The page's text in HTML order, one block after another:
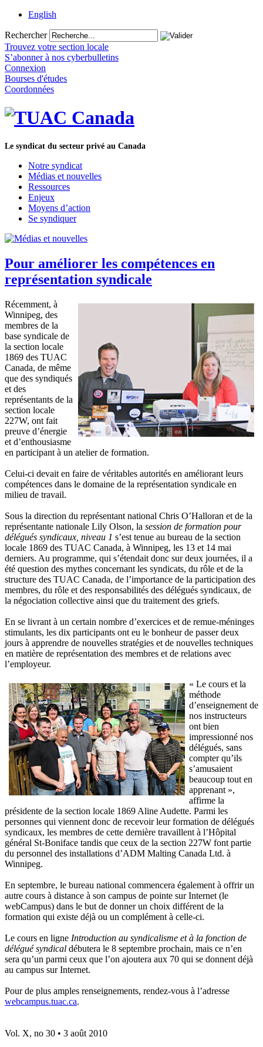
English
Rechercher
Trouvez votre section locale
S’abonner à nos cyberbulletins
Connexion
Bourses d'études
Coordonnées
Le syndicat du secteur privé au Canada
Notre syndicat
Médias et nouvelles
Ressources
Enjeux
Moyens d’action
Se syndiquer
Pour améliorer les compétences en
représentation syndicale
Récemment, à
Winnipeg, des
membres de la
base syndicale de
la section locale
1869 des TUAC
Canada, de même
que des syndiqués
et des
représentants de la
section locale
227W, ont fait
preuve d’énergie
et d’enthousiasme
en participant à un atelier de formation.
Celui-ci devait en faire de véritables autorités en améliorant leurs
compétences dans le domaine de la représentation syndicale en
milieu de travail.
Sous la direction du représentant national Chris O’Halloran et de la
représentante nationale Lily Olson, la session de formation pour
délégués syndicaux, niveau 1 s’est tenue au bureau de la section
locale 1869 des TUAC Canada, à Winnipeg, les 13 et 14 mai
derniers. Au programme, qui s’étendait donc sur deux journées, il a
été question des mythes concernant les syndicats, du rôle et de la
structure des TUAC Canada, de l’importance de la participation des
membres, du rôle et des responsabilités des délégués syndicaux, de
la négociation collective ainsi que du traitement des griefs.
En se livrant à un certain nombre d’exercices et de remue-méninges
stimulants, les dix participants ont eu le bonheur de passer deux
jours à apprendre de nouvelles stratégies et de nouvelles techniques
en matière de représentation des membres et de relations avec
l’employeur.
« Le cours et la
méthode
d’enseignement de
nos instructeurs
ont bien
impressionné nos
délégués, sans
compter qu’ils
s’amusaient
beaucoup tout en
apprenant »,
affirme la
présidente de la section locale 1869 Aline Audette. Parmi les
personnes qui viennent donc de recevoir leur formation de délégués
syndicaux, les membres de cette dernière travaillent à l’Hôpital
général St-Boniface tandis que ceux de la section 227W font partie
du personnel des installations d’ADM Malting Canada Ltd. à
Winnipeg.
En septembre, le bureau national commencera également à offrir un
autre cours à distance à son campus de pointe sur Internet (le
webCampus) dans le but de donner un choix différent de la
formation qui existe déjà ou un complément à celle-ci.
Le cours en ligne Introduction au syndicalisme et à la fonction de
délégué syndical débutera le 8 septembre prochain, mais ce n’en
sera qu’un parmi ceux que l’on ajoutera aux 70 qui se donnent déjà
au campus sur Internet.
Pour de plus amples renseignements, rendez-vous à l’adresse
webcampus.tuac.ca.
Vol. X, no 30 • 3 août 2010